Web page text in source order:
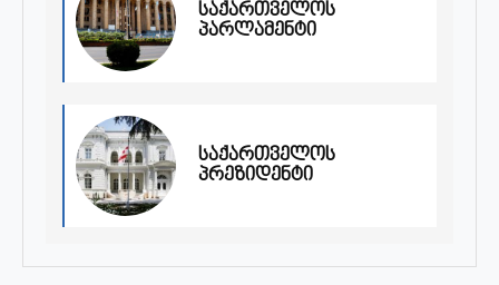
საქართველოს
პარლამენტი
საქართველოს
პრეზიდენტი